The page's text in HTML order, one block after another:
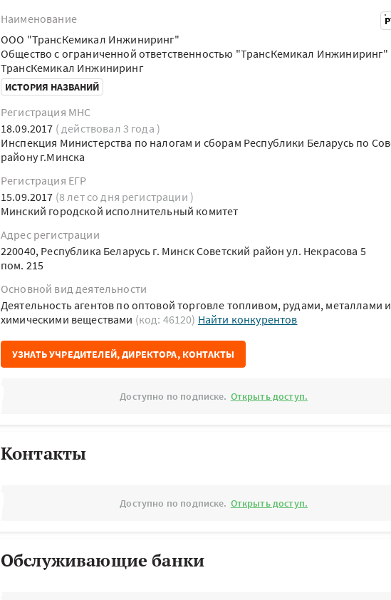
Наименование
ООО "ТрансКемикал Инжиниринг"
Общество с ограниченной ответственностью "ТрансКемикал Инжиниринг"
ТрансКемикал Инжиниринг
ИСТОРИЯ НАЗВАНИЙ
Регистрация МНС
18.09.2017 ( действовал 3 года )
Инспекция Министерства по налогам и сборам Республики Беларусь по
району г.Минска
Регистрация ЕГР
15.09.2017 (8 лет со дня регистрации )
Минский городской исполнительный комитет
Адрес регистрации
220040, Республика Беларусь г. Минск Советский район ул. Некрасова 5
пом. 215
Основной вид деятельности
Деятельность агентов по оптовой торговле топливом, рудами, металлами и
химическими веществами (код: 46120) Найти конкурентов
УЗНАТЬ УЧРЕДИТЕЛЕЙ, ДИРЕКТОРА, КОНТАКТЫ
Доступно по подписке. Открыть доступ.
Контакты
Доступно по подписке. Открыть доступ.
Обслуживающие банки